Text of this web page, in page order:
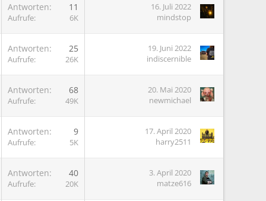
Antworten 11
Aufrufe 6K
16. Juli 2022
mindstop
Antworten 25
Aufrufe 26K
19. Juni 2022
indiscernible
Antworten 68
Aufrufe 49K
20. Mai 2020
newmichael
Antworten 9
Aufrufe 5K
17. April 2020
harry2511
Antworten 40
Aufrufe 20K
3. April 2020
matze616